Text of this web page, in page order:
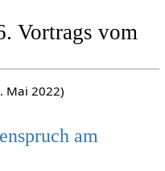
Vortrags vom
Mai 2022)
am